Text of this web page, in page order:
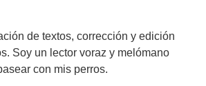
de textos, corrección y edición
Soy un lector voraz y melómano
con mis perros.